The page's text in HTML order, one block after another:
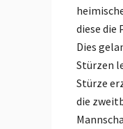
diese die
Dies
Stürzen
Stürze
die